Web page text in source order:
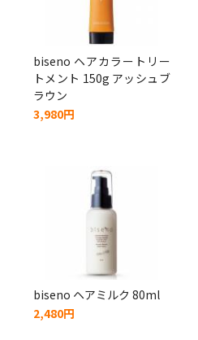
biseno ヘアカラートリー
トメント 150g アッシュブ
ラウン
3,980円
biseno ヘアミルク 80ml
2,480円